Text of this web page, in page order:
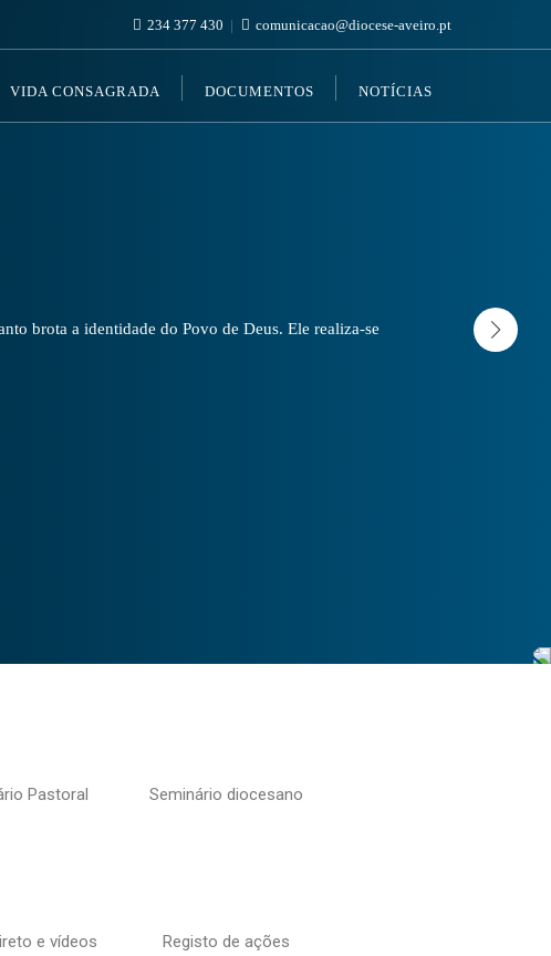
234 377 430 comunicacao@diocese-aveiro.pt
VIDA CONSAGRADA DOCUMENTOS NOTÍCIAS
brota a identidade do Povo de Deus. Ele realiza-se
Pastoral Seminário diocesano
e vídeos
Registo de ações